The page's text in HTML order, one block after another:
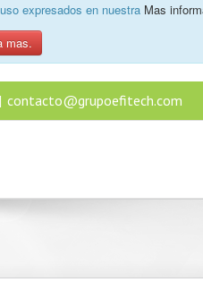
expresados en nuestra Mas
mas.
| contacto@grupoefitech.com